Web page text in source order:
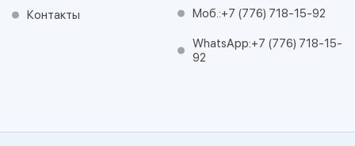
Контакты Моб.:+7 (776) 718-15-92
WhatsApp:+7 (776) 718-15-
92